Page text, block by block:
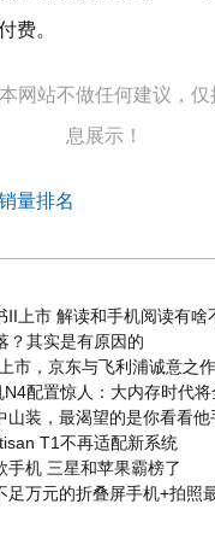
费。
网站不做任何建议，
息展示！
量排名
Ⅱ上市 解读和手机阅读有啥
？其实是有原因的
市，京东与飞利浦诚意之作
配置惊人：大内存时代
山装，最渴望的是你看看
T1不再适配新系统
手机 三星和苹果霸榜了
足万元的折叠屏手机+拍照